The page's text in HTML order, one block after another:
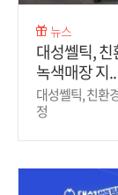
뉴스
대성쎌틱,
녹색매장 지..
대성쎌틱, 친환
정